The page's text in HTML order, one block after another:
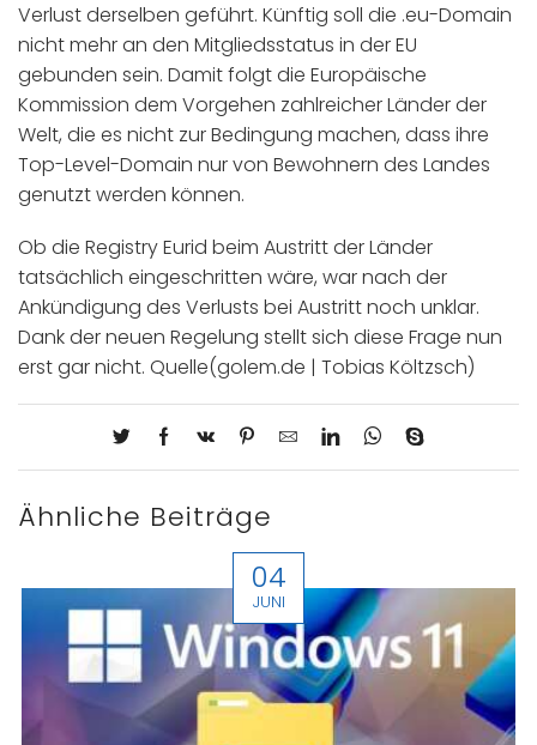
Verlust derselben geführt. Künftig soll die .eu-Domain
nicht mehr an den Mitgliedsstatus in der EU
gebunden sein. Damit folgt die Europäische
Kommission dem Vorgehen zahlreicher Länder der
Welt, die es nicht zur Bedingung machen, dass ihre
Top-Level-Domain nur von Bewohnern des Landes
genutzt werden können.
Ob die Registry Eurid beim Austritt der Länder
tatsächlich eingeschritten wäre, war nach der
Ankündigung des Verlusts bei Austritt noch unklar.
Dank der neuen Regelung stellt sich diese Frage nun
erst gar nicht. Quelle(golem.de | Tobias Költzsch)
Ähnliche Beiträge
04
JUNI